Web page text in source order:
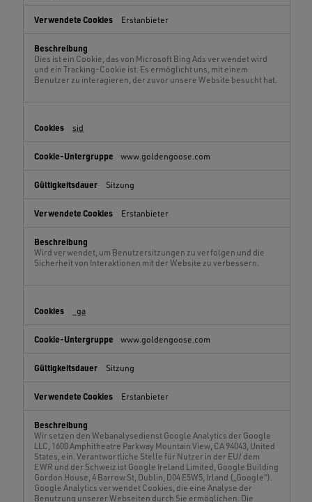
Erstanbieter
Dies ist ein Cookie, das von Microsoft Bing Ads verwendet wird
und ein Tracking-Cookie ist. Es ermöglicht uns, mit einem
Benutzer zu interagieren, der zuvor unsere Website besucht hat.
sid
www.goldengoose.com
Sitzung
Erstanbieter
Wird verwendet, um Benutzersitzungen zu verfolgen und die
Sicherheit von Interaktionen mit der Website zu verbessern.
_ga
www.goldengoose.com
Sitzung
Erstanbieter
Wir setzen den Webanalysedienst Google Analytics der Google
LLC, 1600 Amphitheatre Parkway Mountain View, CA 94043, United
States, ein. Verantwortliche Stelle für Nutzer in der EU/ dem
EWR und der Schweiz ist Google Ireland Limited, Google Building
Gordon House, 4 Barrow St, Dublin, D04 E5W5, Irland („Google“).
Google Analytics verwendet Cookies, die eine Analyse der
Benutzung unserer Webseiten durch Sie ermöglichen. Die